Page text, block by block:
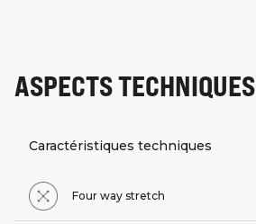
ASPECTS TECHNIQUES
Caractéristiques techniques
Four way stretch